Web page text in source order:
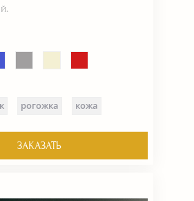
рогожка кожа
ЗАКАЗАТЬ